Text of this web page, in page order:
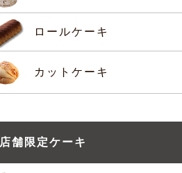
ロールケーキ
カットケーキ
店舗限定ケーキ